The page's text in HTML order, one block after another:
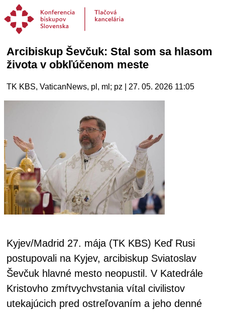
Arcibiskup Ševčuk: Stal som sa hlasom
života v obkľúčenom meste
TK KBS, VaticanNews, pl, ml; pz | 27. 05. 2026 11:05
Kyjev/Madrid 27. mája (TK KBS) Keď Rusi
postupovali na Kyjev, arcibiskup Sviatoslav
Ševčuk hlavné mesto neopustil. V Katedrále
Kristovho zmŕtvychvstania vítal civilistov
utekajúcich pred ostreľovaním a jeho denné